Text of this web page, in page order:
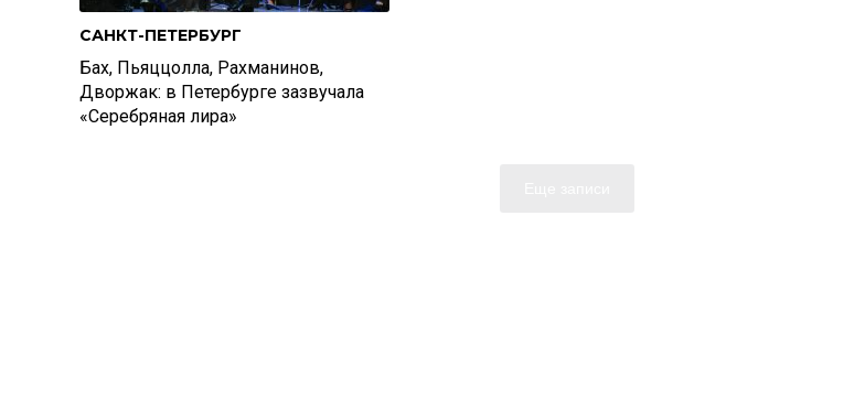
САНКТ-ПЕТЕРБУРГ
Бах, Пьяццолла, Рахманинов,
Дворжак: в Петербурге зазвучала
«Серебряная лира»